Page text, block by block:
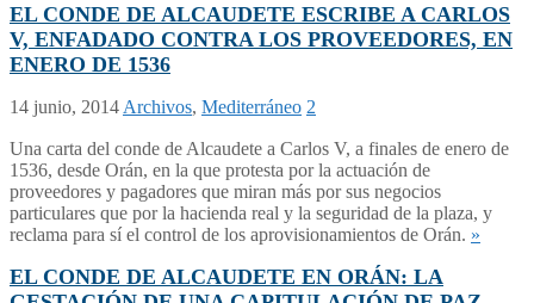
EL CONDE DE ALCAUDETE ESCRIBE A CARLOS
V, ENFADADO CONTRA LOS PROVEEDORES, EN
ENERO DE 1536
14 junio, 2014 Archivos, Mediterráneo 2
Una carta del conde de Alcaudete a Carlos V, a finales de enero de
1536, desde Orán, en la que protesta por la actuación de
proveedores y pagadores que miran más por sus negocios
particulares que por la hacienda real y la seguridad de la plaza, y
reclama para sí el control de los aprovisionamientos de Orán. »
EL CONDE DE ALCAUDETE EN ORÁN: LA